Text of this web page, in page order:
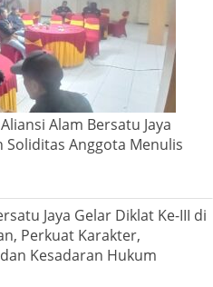
Alam Bersatu Jaya
Anggota Menulis
Jaya Gelar Diklat Ke-III di
Perkuat Karakter,
Kesadaran Hukum